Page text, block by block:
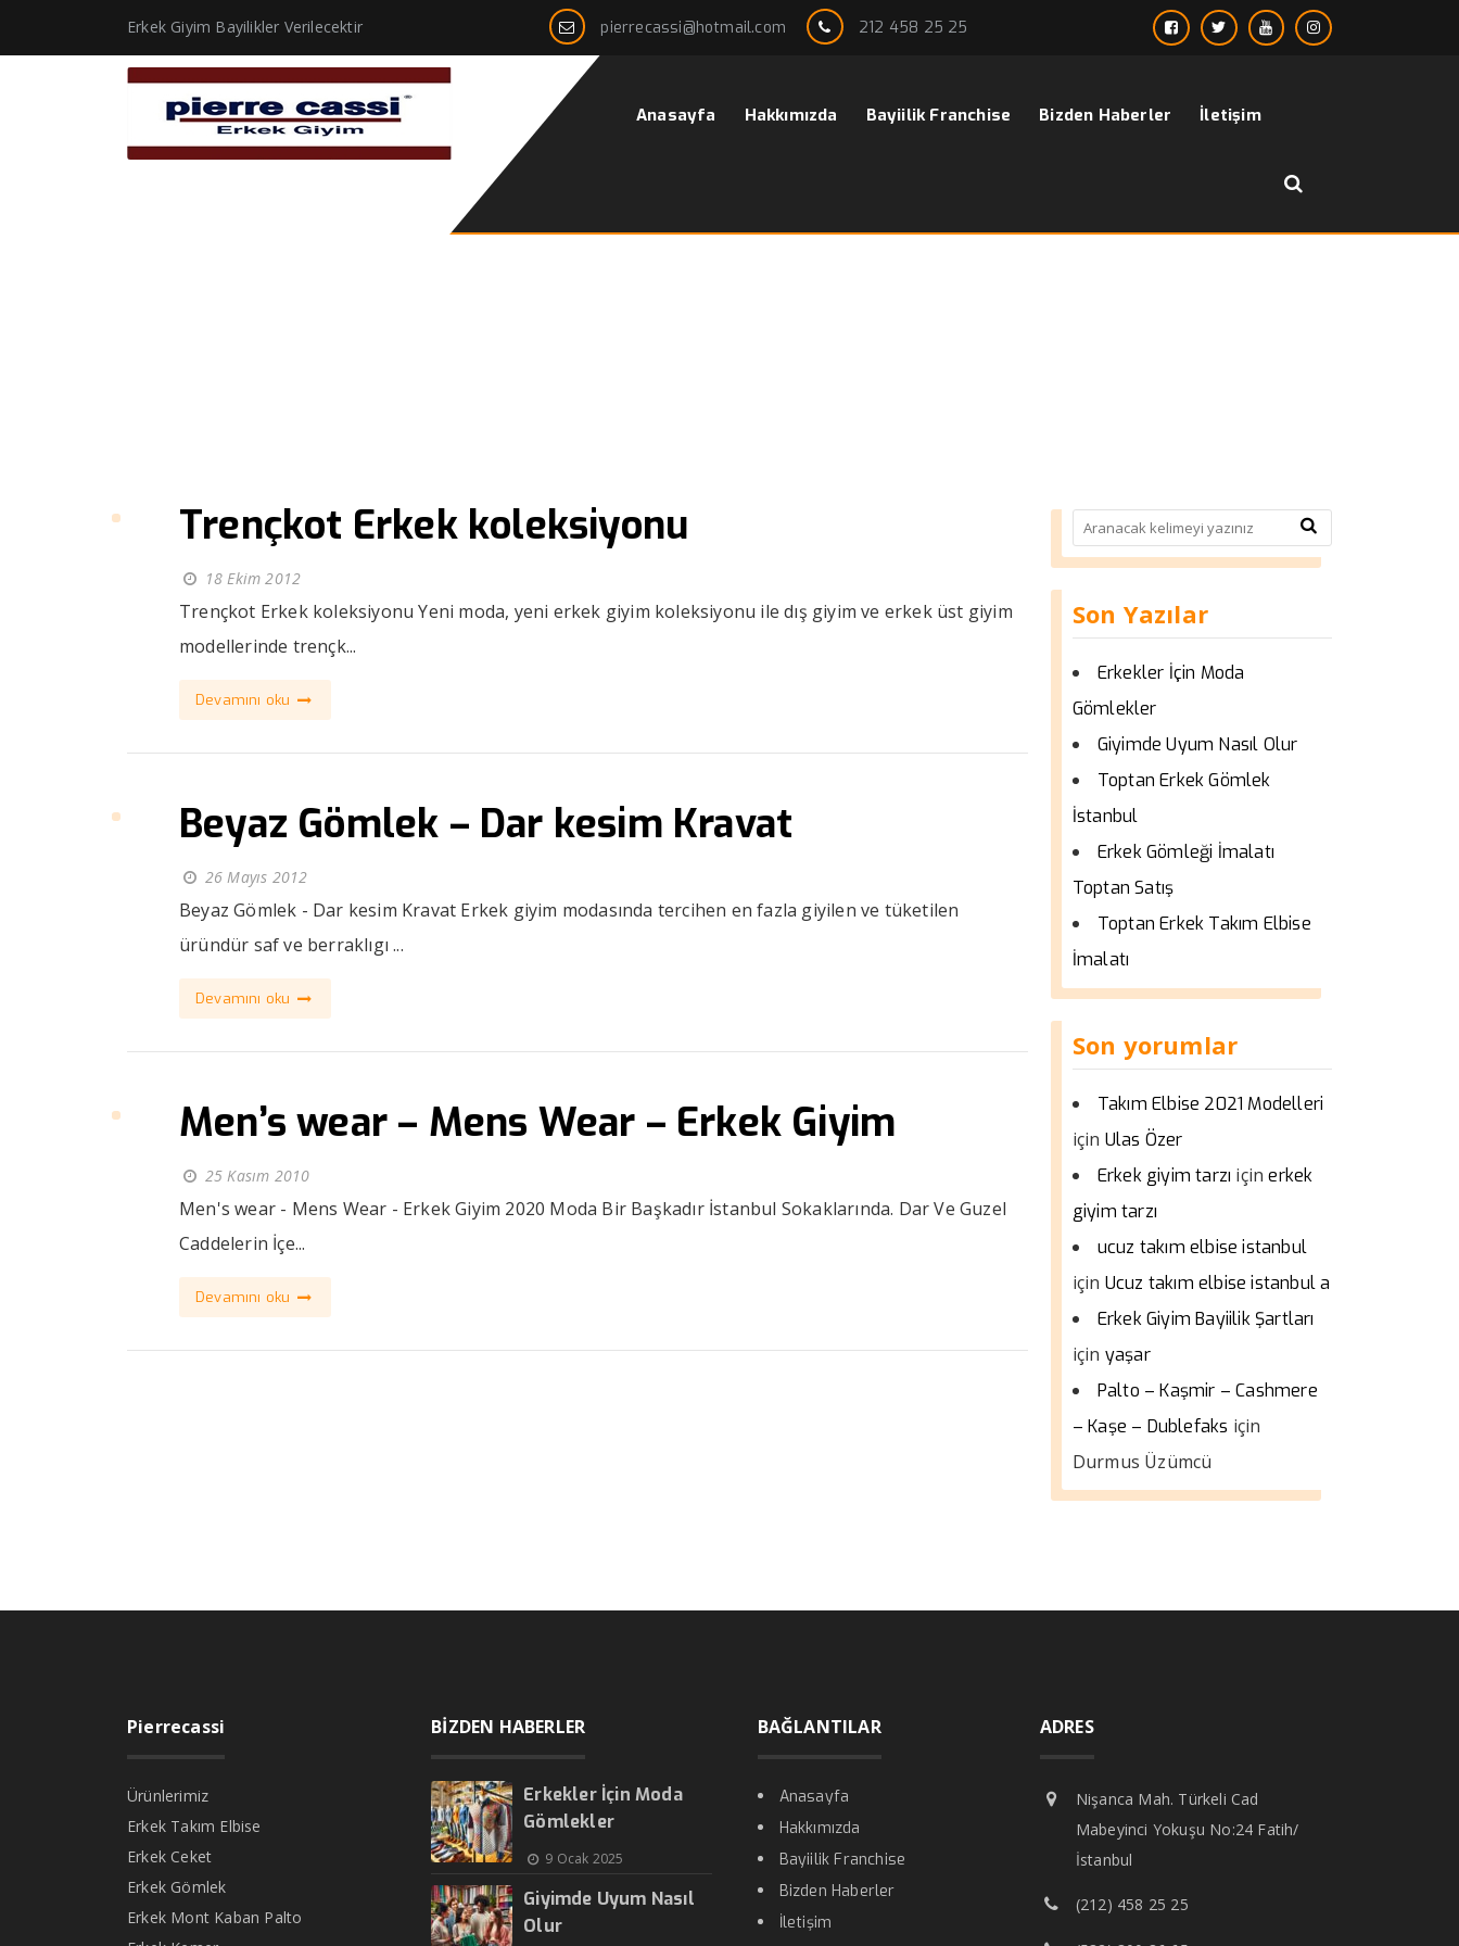
Erkek Giyim Bayilikler Verilecektir pierrecassi@hotmail.com 212 458 25 25
Anasayfa Hakkımızda Bayiilik Franchise Bizden Haberler İletişim
Trençkot Erkek koleksiyonu
18 Ekim 2012
Trençkot Erkek koleksiyonu Yeni moda, yeni erkek giyim koleksiyonu ile dış giyim ve erkek üst giyim
modellerinde trençk...
Devamını oku
Beyaz Gömlek – Dar kesim Kravat
26 Mayıs 2012
Beyaz Gömlek - Dar kesim Kravat Erkek giyim modasında tercihen en fazla giyilen ve tüketilen
üründür saf ve berraklıgı ...
Devamını oku
Men’s wear – Mens Wear – Erkek Giyim
25 Kasım 2010
Men's wear - Mens Wear - Erkek Giyim 2020 Moda Bir Başkadır İstanbul Sokaklarında. Dar Ve Guzel
Caddelerin İçe...
Devamını oku
Son Yazılar
Erkekler İçin Moda
Gömlekler
Giyimde Uyum Nasıl Olur
Toptan Erkek Gömlek
İstanbul
Erkek Gömleği İmalatı
Toptan Satış
Toptan Erkek Takım Elbise
İmalatı
Son yorumlar
Takım Elbise 2021 Modelleri
için Ulas Özer
Erkek giyim tarzı içinerkek
giyim tarzı
ucuz takım elbise istanbul
için Ucuz takım elbise istanbul a
Erkek Giyim Bayiilik Şartları
için yaşar
Palto – Kaşmir – Cashmere
– Kaşe – Dublefaks için
Durmus Üzümcü
Pierrecassi
Ürünlerimiz
Erkek Takım Elbise
Erkek Ceket
Erkek Gömlek
Erkek Mont Kaban Palto
BİZDEN HABERLER
Erkekler İçin Moda
Gömlekler
9 Ocak 2025
Giyimde Uyum Nasıl
Olur
BAĞLANTILAR
Anasayfa
Hakkımızda
Bayiilik Franchise
Bizden Haberler
İletişim
ADRES
Nişanca Mah. Türkeli Cad
Mabeyinci Yokuşu No:24 Fatih/
İstanbul
(212) 458 25 25